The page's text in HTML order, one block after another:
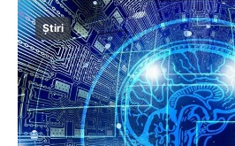
Știri